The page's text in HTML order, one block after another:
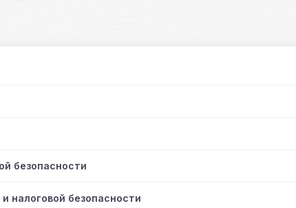
безопасности
налоговой безопасности